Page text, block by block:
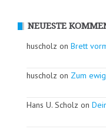
NEUESTE
huscholz on Brett
huscholz on Zum
Hans U. Scholz on